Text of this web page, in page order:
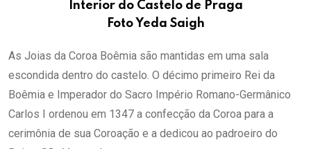
Interior do Castelo de Praga
Foto Yeda Saigh
As Joias da Coroa Boêmia são mantidas em uma sala
escondida dentro do castelo. O décimo primeiro Rei da
Boêmia e Imperador do Sacro Império Romano-Germânico
Carlos I ordenou em 1347 a confecção da Coroa para a
cerimônia de sua Coroação e a dedicou ao padroeiro do